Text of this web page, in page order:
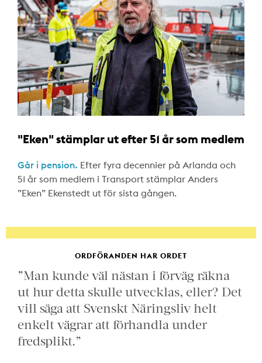
"Eken" stämplar ut efter 51 år som medlem
Går i pension. Efter fyra decennier på Arlanda och
51 år som medlem i Transport stämplar Anders
”Eken” Ekenstedt ut för sista gången.
ORDFÖRANDEN HAR ORDET
”Man kunde väl nästan i förväg räkna
ut hur detta skulle utvecklas, eller? Det
vill säga att Svenskt Näringsliv helt
enkelt vägrar att förhandla under
fredsplikt.”